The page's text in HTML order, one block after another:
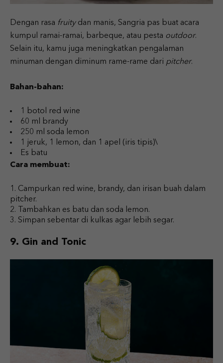
Dengan rasa fruity dan manis, Sangria pas buat acara
kumpul ramai-ramai, barbeque, atau pesta outdoor.
Selain itu, kamu juga meningkatkan pengalaman
minuman dengan diminum rame-rame dari pitcher.
Bahan-bahan:
1 botol red wine
60 ml brandy
250 ml soda lemon
1 jeruk, 1 lemon, dan 1 apel (iris tipis)\
Es batu
Cara membuat:
Campurkan red wine, brandy, dan irisan buah dalam
pitcher.
Tambahkan es batu dan soda lemon.
Simpan sebentar di kulkas agar lebih segar.
9. Gin and Tonic